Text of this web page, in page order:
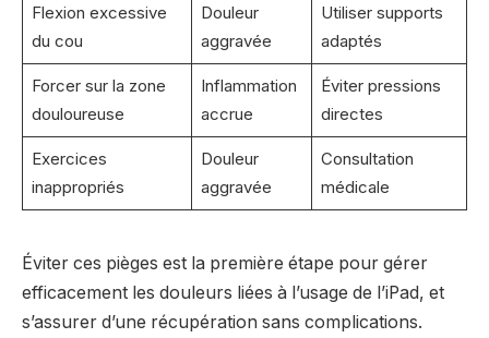
Flexion excessive
du cou
Douleur
aggravée
Utiliser supports
adaptés
Forcer sur la zone
douloureuse
Inflammation
accrue
Éviter pressions
directes
Exercices
inappropriés
Douleur
aggravée
Consultation
médicale
Éviter ces pièges est la première étape pour gérer
efficacement les douleurs liées à l’usage de l’iPad, et
s’assurer d’une récupération sans complications.